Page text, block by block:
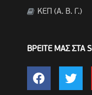
ΚΕΠ (Α. Β. Γ.)
ΒΡΕΙΤΕ ΜΑΣ ΣΤΑ